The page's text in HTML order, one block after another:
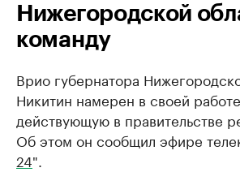
Нижегородской
команду
Врио губернатора
Никитин намерен в своей
действующую в правительстве
Об этом он сообщил эфире
24".